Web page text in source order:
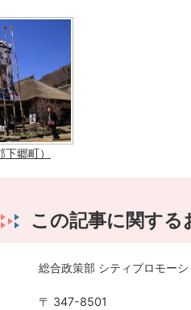
郷町）
この記事に関する
総合政策部 シティプロモー
〒 347-8501